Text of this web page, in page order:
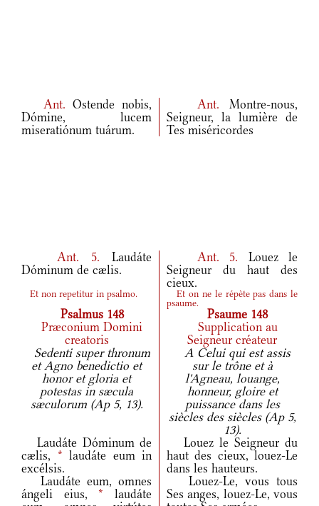
Ant. Ostende nobis,
Dómine, lucem
miseratiónum tuárum.
Ant. Montre-nous,
Seigneur, la lumière de
Tes miséricordes
Ant. 5. Laudáte
Dóminum de cælis.
Ant. 5. Louez le
Seigneur du haut des
cieux.
Et non repetitur in psalmo. Et on ne le répète pas dans le
psaume.
Psalmus 148
Psaume 148
Præconium Domini
creatoris
Supplication au
Seigneur créateur
Sedenti super thronum
et Agno benedictio et
honor et gloria et
potestas in sæcula
sæculorum (Ap 5, 13).
A Celui qui est assis
sur le trône et à
l'Agneau, louange,
honneur, gloire et
puissance dans les
siècles des siècles (Ap 5,
13).
Laudáte Dóminum de
cælis, * laudáte eum in
excélsis.
Louez le Seigneur du
haut des cieux, louez-Le
dans les hauteurs.
Laudáte eum, omnes
ángeli eius,* laudáte
Louez-Le, vous tous
Ses anges, louez-Le, vous